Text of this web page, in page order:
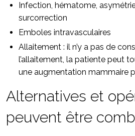
Infection, hématome,
surcorrection
Emboles intravasculaires
Allaitement : il n’y a pas de
l’allaitement, la patiente peut
une augmentation mammaire
Alternatives et
peuvent être